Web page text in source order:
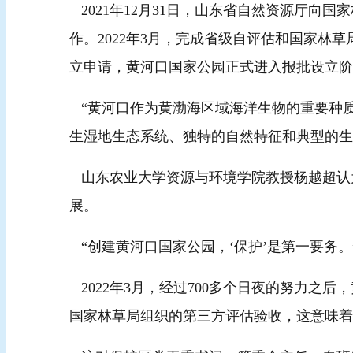
2021年12月31日，山东省自然资源厅向国
作。2022年3月，完成省级自评估和国家林
立申请，黄河口国家公园正式进入报批设
“黄河口作为黄渤海区域海洋生物的重要种
生湿地生态系统、独特的自然特征和典型
山东农业大学资源与环境学院教授杨越超
展。
“创建黄河口国家公园，‘保护’是第一要
2022年3月，经过700多个日夜的努力之后
国家林草局组织的第三方评估验收，这意